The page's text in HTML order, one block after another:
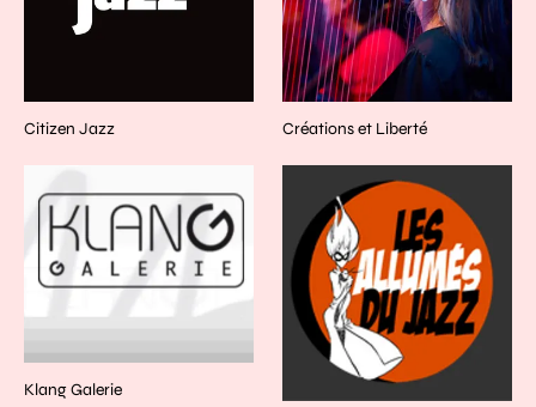
Citizen Jazz Créations et Liberté
Klang Galerie